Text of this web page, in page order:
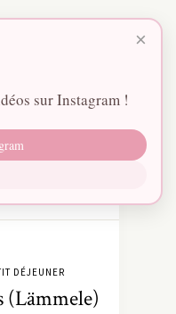
DÉJEUNER
(Lämmele)
×
sur Instagram !